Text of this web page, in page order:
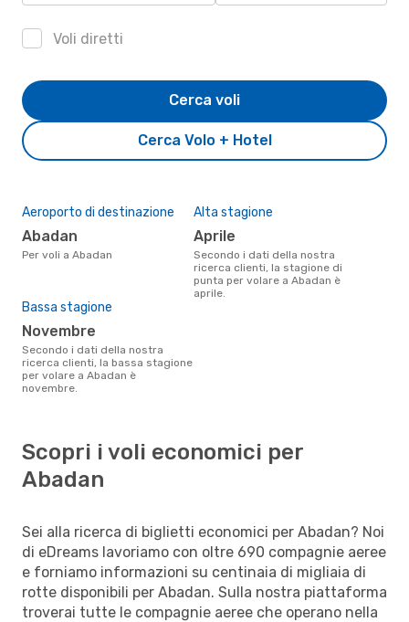
Voli diretti
Cerca Volo + Hotel
Cerca voli
Aeroporto di destinazione
Abadan
Per voli a Abadan
Alta stagione
aprile
Secondo i dati della nostra
ricerca clienti, la stagione di
punta per volare a Abadan è
aprile.
Bassa stagione
novembre
Secondo i dati della nostra
ricerca clienti, la bassa stagione
per volare a Abadan è
novembre.
Scopri i voli economici per
Abadan
Sei alla ricerca di biglietti economici per Abadan? Noi
di eDreams lavoriamo con oltre 690 compagnie aeree
e forniamo informazioni su centinaia di migliaia di
rotte disponibili per Abadan. Sulla nostra piattaforma
troverai tutte le compagnie aeree che operano nella